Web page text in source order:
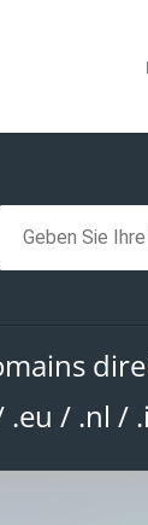
.eu / .nl /